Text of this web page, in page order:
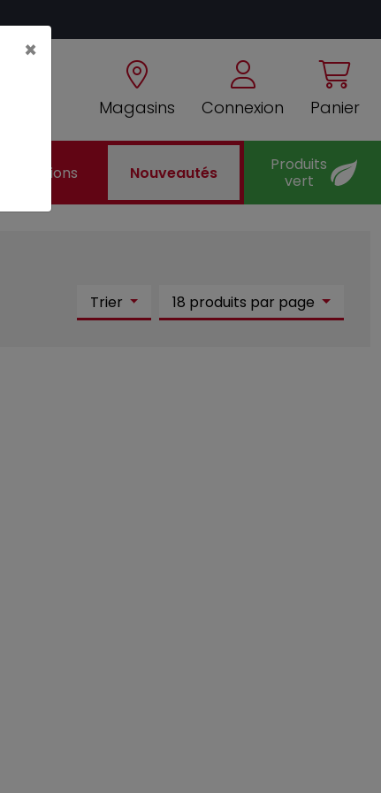
Magasins Connexion Panier
Promotions Nouveautés
Produits
vert
Trier 18 produits par page
×